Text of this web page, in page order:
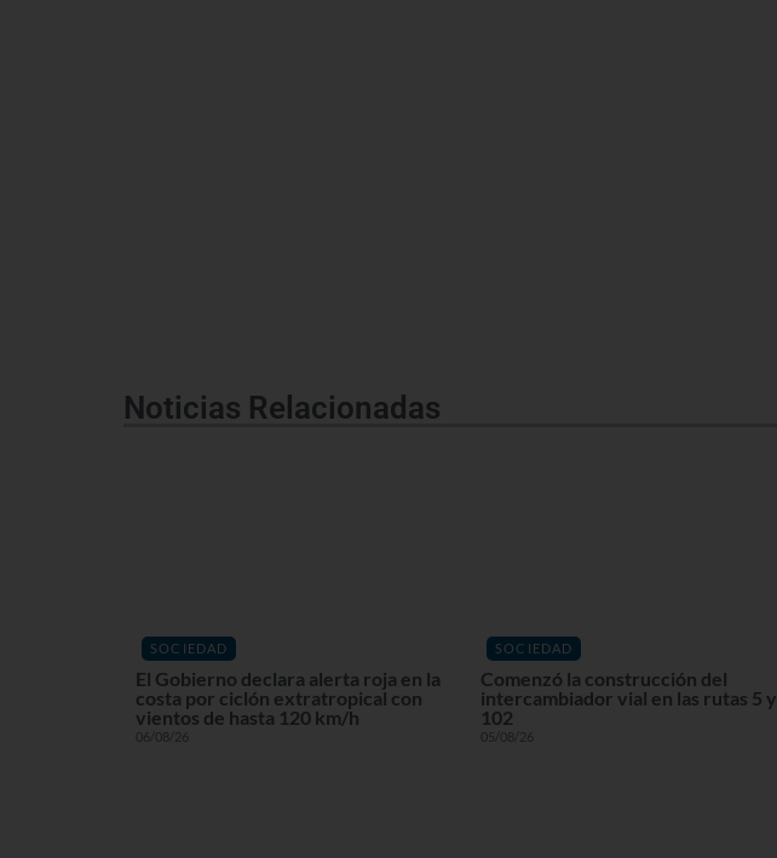
Noticias Relacionadas
SOCIEDAD
El Gobierno declara alerta roja en la
costa por ciclón extratropical con
vientos de hasta 120 km/h
06/08/26
SOCIEDAD
Comenzó la construcción del
intercambiador vial en las rutas 5 y
102
05/08/26